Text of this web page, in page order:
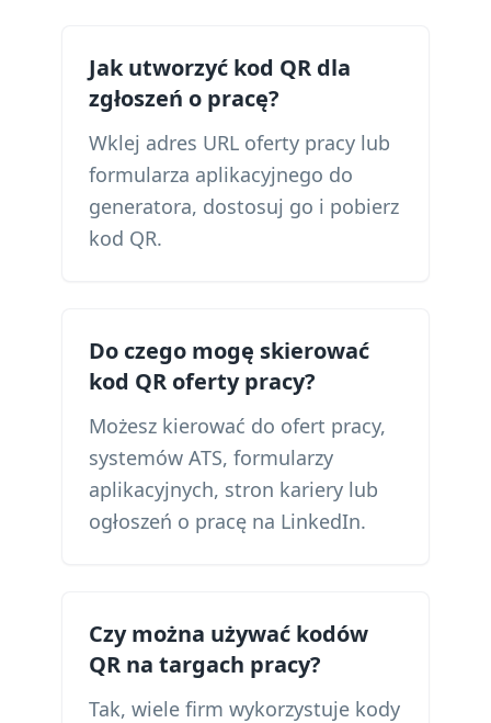
Jak utworzyć kod QR dla
zgłoszeń o pracę?
Wklej adres URL oferty pracy lub
formularza aplikacyjnego do
generatora, dostosuj go i pobierz
kod QR.
Do czego mogę skierować
kod QR oferty pracy?
Możesz kierować do ofert pracy,
systemów ATS, formularzy
aplikacyjnych, stron kariery lub
ogłoszeń o pracę na LinkedIn.
Czy można używać kodów
QR na targach pracy?
Tak, wiele firm wykorzystuje kody